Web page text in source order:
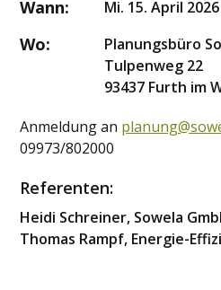
Wann: Mi. 15. April
Wo:
Planungsbüro
Tulpenweg 22
93437 Furth im
Anmeldung an
09973/802000
Referenten:
Heidi Schreiner, Sowela
Thomas Rampf, Energie-